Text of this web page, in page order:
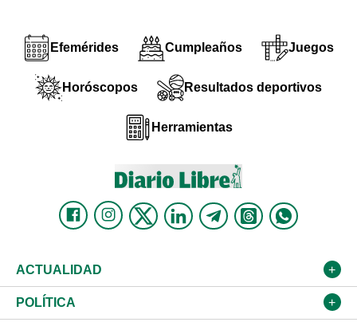
Efemérides Cumpleaños Juegos
Horóscopos Resultados deportivos
Herramientas
ACTUALIDAD
Nacional
POLÍTICA